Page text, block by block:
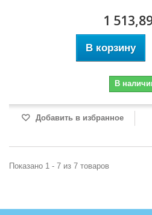
1
В корзину
В
Добавить в избранное
Показано 1 - 7 из 7 товаров